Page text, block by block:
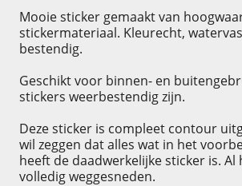
Mooie sticker gemaakt van
stickermateriaal. Kleurecht,
bestendig.
Geschikt voor binnen- en
stickers weerbestendig zijn.
Deze sticker is compleet contour
wil zeggen dat alles wat in het
heeft de daadwerkelijke sticker is. Al
volledig weggesneden.